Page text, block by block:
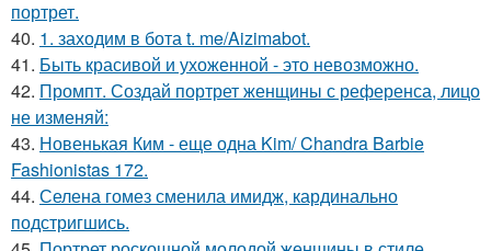
портрет.
40. 1. заходим в бота t. me/Aizimabot.
41. Быть красивой и ухоженной - это невозможно.
42. Промпт. Создай портрет женщины с референса, лицо
не изменяй:
43. Новенькая Ким - еще одна Kim/ Chandra Barbie
Fashionistas 172.
44. Селена гомез сменила имидж, кардинально
подстригшись.